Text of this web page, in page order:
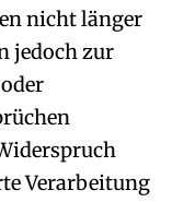
nicht länger
jedoch zur
Verarbeitung